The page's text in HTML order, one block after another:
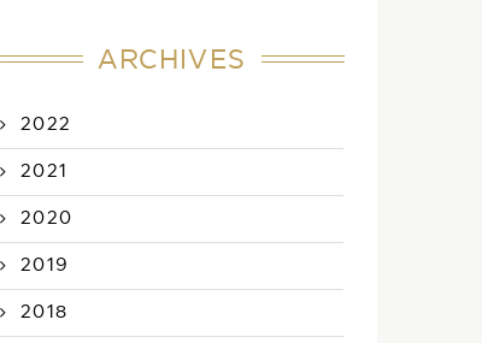
ARCHIVES
2022
2021
2020
2019
2018